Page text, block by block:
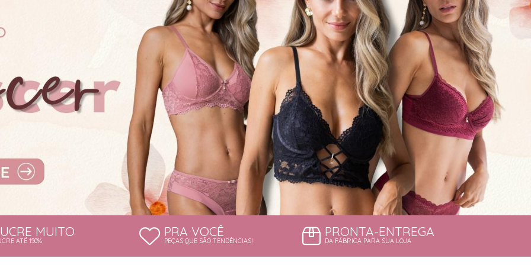
MUITO
ATÉ 150%
PRA VOCÊ
PEÇAS QUE SÃO TENDÊNCIAS!
PRONTA-ENTREGA
DA FÁBRICA PARA SUA LOJA